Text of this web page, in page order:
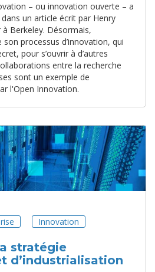
– ou innovation ouverte – a
un article écrit par Henry
Berkeley. Désormais,
son processus d’innovation, qui
pour s’ouvrir à d’autres
entre la recherche
sont un exemple de
l'Open Innovation.
Innovation
stratégie
d’industrialisation